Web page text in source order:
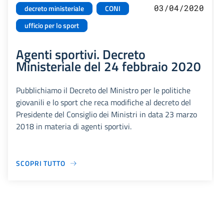
decreto ministeriale
CONI
ufficio per lo sport
03/04/2020
Agenti sportivi. Decreto
Ministeriale del 24 febbraio 2020
Pubblichiamo il Decreto del Ministro per le politiche
giovanili e lo sport che reca modifiche al decreto del
Presidente del Consiglio dei Ministri in data 23 marzo
2018 in materia di agenti sportivi.
SCOPRI TUTTO